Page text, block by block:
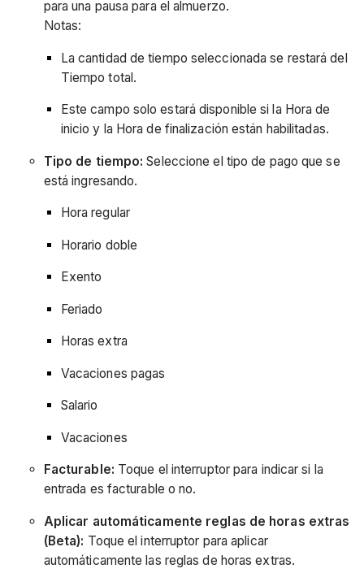
para una pausa para el almuerzo.
Notas:
La cantidad de tiempo seleccionada se restará del
Tiempo total.
Este campo solo estará disponible si la Hora de
inicio y la Hora de finalización están habilitadas.
Tipo de tiempo: Seleccione el tipo de pago que se
está ingresando.
Hora regular
Horario doble
Exento
Feriado
Horas extra
Vacaciones pagas
Salario
Vacaciones
Facturable: Toque el interruptor para indicar si la
entrada es facturable o no.
Aplicar automáticamente reglas de horas extras
(Beta): Toque el interruptor para aplicar
automáticamente las reglas de horas extras.